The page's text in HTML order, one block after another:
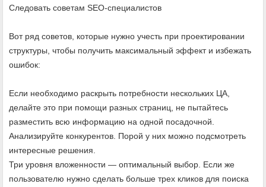
Следовать советам SEO-специалистов
Вот ряд советов, которые нужно учесть при проектировании
структуры, чтобы получить максимальный эффект и избежать
ошибок:
Если необходимо раскрыть потребности нескольких ЦА,
делайте это при помощи разных страниц, не пытайтесь
разместить всю информацию на одной посадочной.
Анализируйте конкурентов. Порой у них можно подсмотреть
интересные решения.
Три уровня вложенности — оптимальный выбор. Если же
пользователю нужно сделать больше трех кликов для поиска